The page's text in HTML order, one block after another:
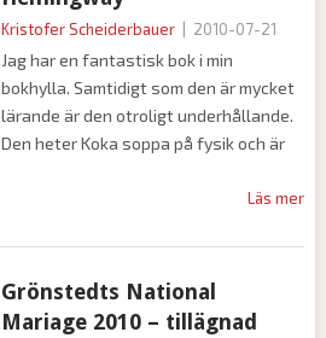
Kristofer Scheiderbauer 2010-07-21
Jag har en fantastisk bok i min
bokhylla. Samtidigt som den är mycket
lärande är den otroligt underhållande.
Den heter Koka soppa på fysik och är
Läs mer
Grönstedts National
Mariage 2010 – tillägnad